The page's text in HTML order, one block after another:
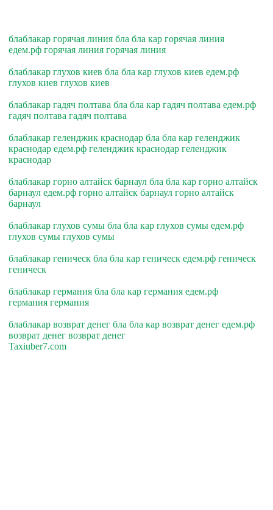
блаблакар горячая линия бла бла кар горячая линия
едем.рф горячая линия горячая линия
блаблакар глухов киев бла бла кар глухов киев едем.рф
глухов киев глухов киев
блаблакар гадяч полтава бла бла кар гадяч полтава едем.рф
гадяч полтава гадяч полтава
блаблакар геленджик краснодар бла бла кар геленджик
краснодар едем.рф геленджик краснодар геленджик
краснодар
блаблакар горно алтайск барнаул бла бла кар горно алтайск
барнаул едем.рф горно алтайск барнаул горно алтайск
барнаул
блаблакар глухов сумы бла бла кар глухов сумы едем.рф
глухов сумы глухов сумы
блаблакар геническ бла бла кар геническ едем.рф геническ
геническ
блаблакар германия бла бла кар германия едем.рф
германия германия
блаблакар возврат денег бла бла кар возврат денег едем.рф
возврат денег возврат денег
Taxiuber7.com